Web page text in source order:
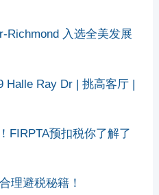
Richmond 入选全美发展
Halle Ray Dr | 挑高客厅 |
FIRPTA预扣税你了解了
理避税秘籍！